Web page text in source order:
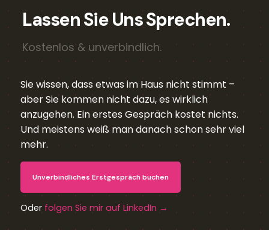
Lassen Sie Uns Sprechen.
Kostenlos & unverbindlich.
Sie wissen, dass etwas im Haus nicht stimmt –
aber Sie kommen nicht dazu, es wirklich
anzugehen. Ein erstes Gespräch kostet nichts.
Und meistens weiß man danach schon sehr viel
mehr.
Unverbindliches Erstgespräch buchen
Oder folgen Sie mir auf LinkedIn →